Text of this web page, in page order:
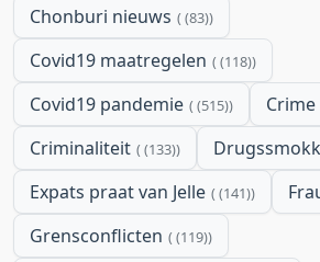
Chonburi nieuws (83)
Covid19 maatregelen (118)
Covid19 pandemie (515) Crime
Criminaliteit (133)
Expats praat van Jelle (141)
Grensconflicten (119)